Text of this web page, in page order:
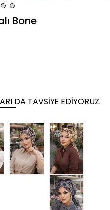
Bone
DA TAVSIYE EDIYORUZ.